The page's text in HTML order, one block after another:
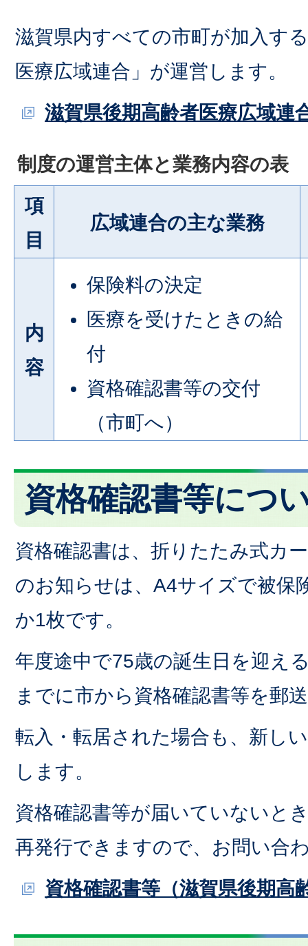
滋賀県内すべての市町が加入す
医療広域連合」が運営します。
滋賀県後期高齢者医療広域連
制度の運営主体と業務内容の表
項
目
広域連合の主な業務
内
容
保険料の決定
医療を受けたときの給
付
資格確認書等の交付
（市町へ）
資格確認書等につ
資格確認書は、折りたたみ式カ
のお知らせは、A4サイズで被保
か1枚です。
年度途中で75歳の誕生日を迎え
までに市から資格確認書等を郵
転入・転居された場合も、新し
します。
資格確認書等が届いていないと
再発行できますので、お問い合
資格確認書等（滋賀県後期高